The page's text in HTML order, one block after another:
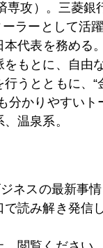
住の白いネコ。お
かつ能天気代表。
らない時間を」
。しかも私は子
連夜マーケット
専攻）。三菱銀
ラーとして活
代表を務める
もとに、自由
うとともに、“
分かりやすいト
温泉系。
ネスの最新事
読み解き発信